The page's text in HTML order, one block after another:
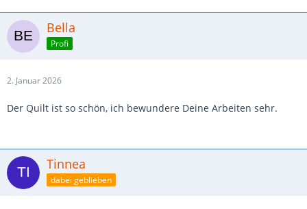
Bella
Profi
2. Januar 2026
Der Quilt ist so schön, ich bewundere Deine Arbeiten sehr.
Tinnea
dabei geblieben